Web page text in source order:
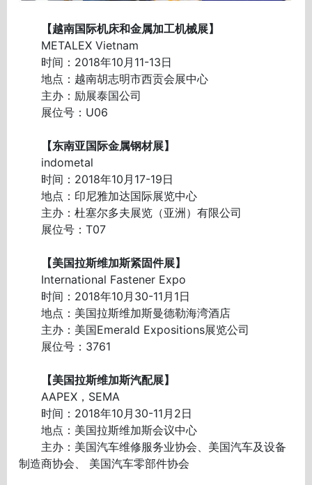
【越南国际机床和金属加工机械展】
METALEX Vietnam
时间：2018年10月11-13日
地点：越南胡志明市西贡会展中心
主办：励展泰国公司
展位号：U06
【东南亚国际金属钢材展】
indometal
时间：2018年10月17-19日
地点：印尼雅加达国际展览中心
主办：杜塞尔多夫展览（亚洲）有限公司
展位号：T07
【美国拉斯维加斯紧固件展】
International Fastener Expo
时间：2018年10月30-11月1日
地点：美国拉斯维加斯曼德勒海湾酒店
主办：美国Emerald Expositions展览公司
展位号：3761
【美国拉斯维加斯汽配展】
AAPEX，SEMA
时间：2018年10月30-11月2日
地点：美国拉斯维加斯会议中心
主办：美国汽车维修服务业协会、美国汽车及设备
制造商协会、 美国汽车零部件协会